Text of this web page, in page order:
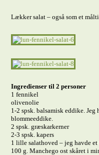
Lækker salat – også som et
Ingredienser til 2 personer
1 fennikel
olivenolie
1-2 spsk. balsamisk eddike.
blommeeddike.
2 spsk. græskarkerner
2-3 spsk. kapers
1 lille salathoved – jeg havde et
100 g. Manchego ost skåret i